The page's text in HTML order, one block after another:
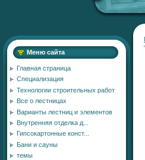
Меню сайта
Главная страница
Специализация
Технологии строительных работ
Все о лестницах
Варианты лестниц и элементов
Внутренняя отделка д...
Гипсокартонные конст...
Бани и сауны
темы